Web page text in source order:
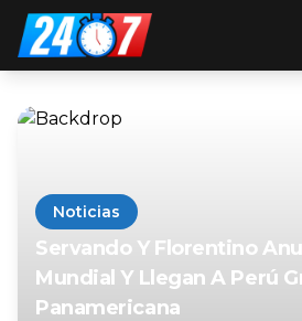
Noticias
Servando Y Florentino
Mundial Y Llegan A Perú
Panamericana